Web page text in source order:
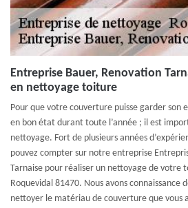
Entreprise Bauer, Renovation
en nettoyage toiture
Pour que votre couverture puisse garder son
en bon état durant toute l’année ; il est
nettoyage. Fort de plusieurs années
pouvez compter sur notre entreprise
Tarnaise pour réaliser un nettoyage de votre
Roquevidal 81470. Nous avons connaissance
nettoyer le matériau de couverture que vous